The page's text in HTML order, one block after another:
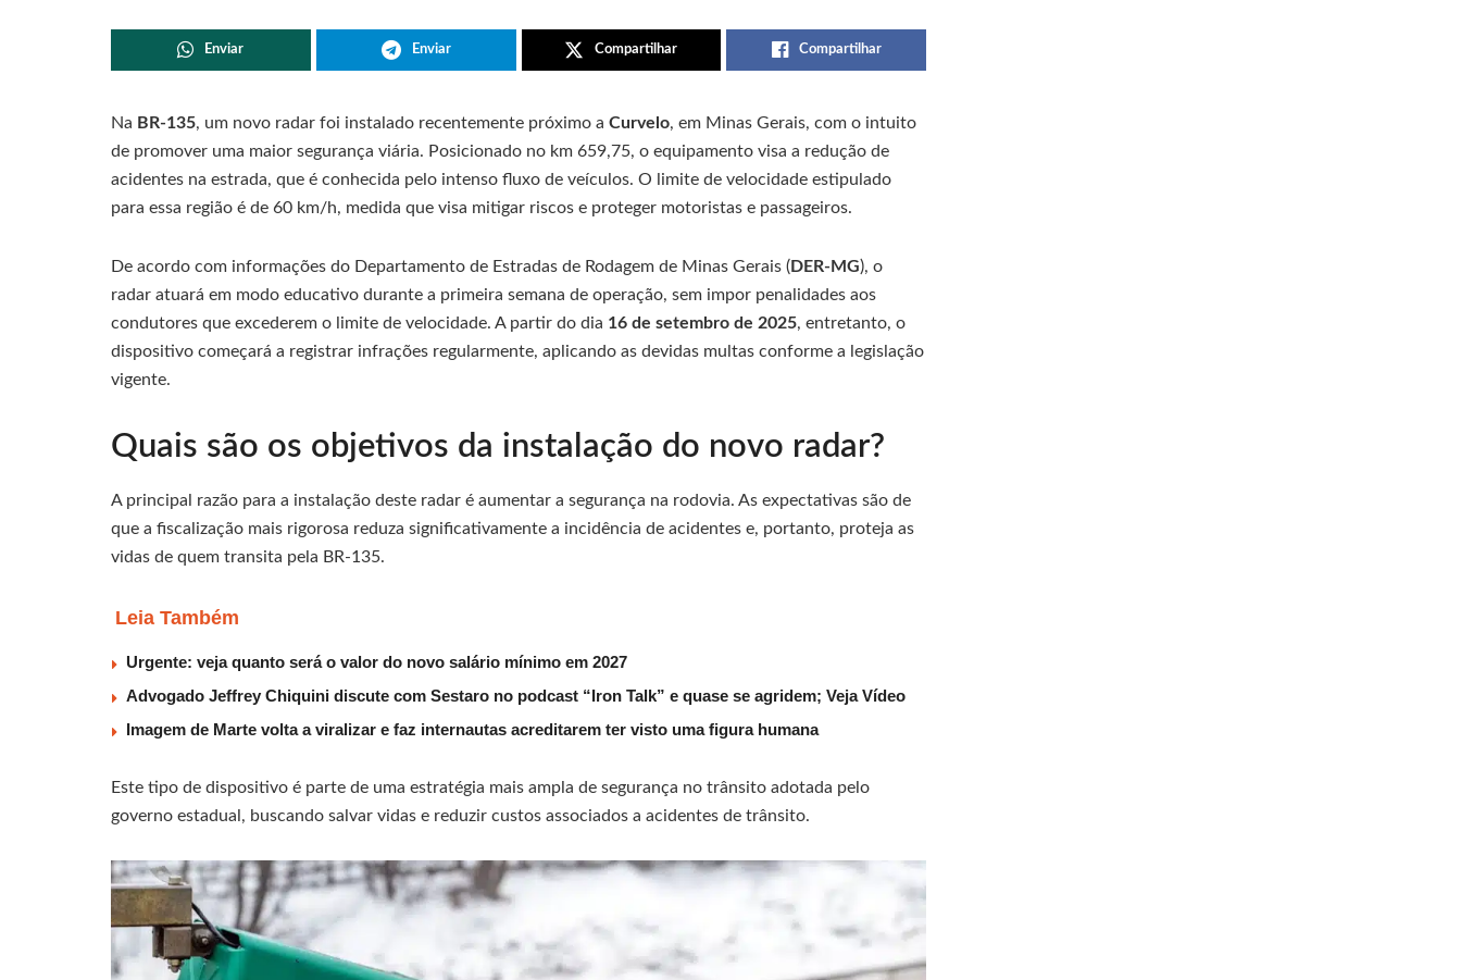
Enviar Enviar Compartilhar Compartilhar
Na BR-135, um novo radar foi instalado recentemente próximo a Curvelo, em Minas Gerais, com o intuito
de promover uma maior segurança viária. Posicionado no km 659,75, o equipamento visa a redução de
acidentes na estrada, que é conhecida pelo intenso fluxo de veículos. O limite de velocidade estipulado
para essa região é de 60 km/h, medida que visa mitigar riscos e proteger motoristas e passageiros.
De acordo com informações do Departamento de Estradas de Rodagem de Minas Gerais (DER-MG), o
radar atuará em modo educativo durante a primeira semana de operação, sem impor penalidades aos
condutores que excederem o limite de velocidade. A partir do dia 16 de setembro de 2025, entretanto, o
dispositivo começará a registrar infrações regularmente, aplicando as devidas multas conforme a legislação
vigente.
Quais são os objetivos da instalação do novo radar?
A principal razão para a instalação deste radar é aumentar a segurança na rodovia. As expectativas são de
que a fiscalização mais rigorosa reduza significativamente a incidência de acidentes e, portanto, proteja as
vidas de quem transita pela BR-135.
Leia Também
Urgente: veja quanto será o valor do novo salário mínimo em 2027
Advogado Jeffrey Chiquini discute com Sestaro no podcast “Iron Talk” e quase se agridem; Veja Vídeo
Imagem de Marte volta a viralizar e faz internautas acreditarem ter visto uma figura humana
Este tipo de dispositivo é parte de uma estratégia mais ampla de segurança no trânsito adotada pelo
governo estadual, buscando salvar vidas e reduzir custos associados a acidentes de trânsito.